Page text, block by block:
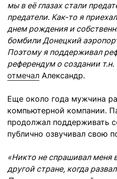
мы в её глазах стали
предатели. Как-то я
днем рождения и
бомбили Донецкий
Поэтому я поддерживал
референдум о создании
отмечал Александр.
Еще около года мужчина
компьютерной компании.
продолжал поддерживать
публично озвучивал свою
«Никто не спрашивал меня
другой стране, когда